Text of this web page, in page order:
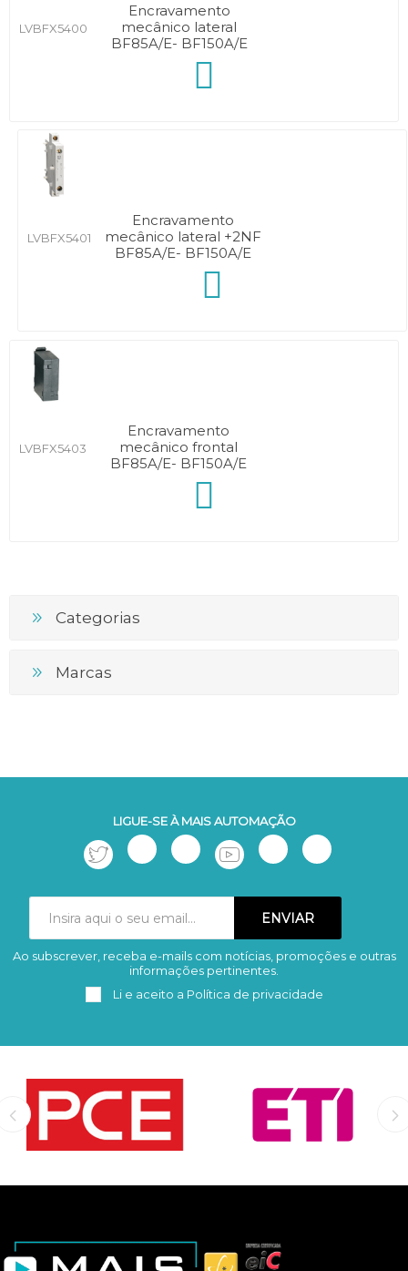
LVBFX5400
Encravamento
mecânico lateral
BF85A/E- BF150A/E
LVBFX5401
Encravamento
mecânico lateral +2NF
BF85A/E- BF150A/E
LVBFX5403
Encravamento
mecânico frontal
BF85A/E- BF150A/E
Categorias
Marcas
LIGUE-SE À MAIS AUTOMAÇÃO
Subscrever Remover
Ao subscrever, receba e-mails com notícias, promoções e outras
informações pertinentes.
Li e aceito a Política de privacidade